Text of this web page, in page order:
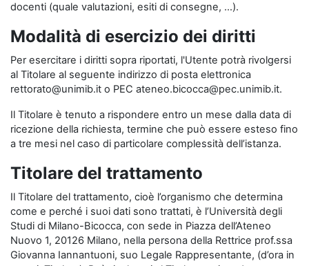
docenti (quale valutazioni, esiti di consegne, …).
Modalità di esercizio dei diritti
Per esercitare i diritti sopra riportati, l'Utente potrà rivolgersi
al Titolare al seguente indirizzo di posta elettronica
rettorato@unimib.it o PEC ateneo.bicocca@pec.unimib.it.
Il Titolare è tenuto a rispondere entro un mese dalla data di
ricezione della richiesta, termine che può essere esteso fino
a tre mesi nel caso di particolare complessità dell’istanza.
Titolare del trattamento
Il Titolare del trattamento, cioè l’organismo che determina
come e perché i suoi dati sono trattati, è l’Università degli
Studi di Milano-Bicocca, con sede in Piazza dell’Ateneo
Nuovo 1, 20126 Milano, nella persona della Rettrice prof.ssa
Giovanna Iannantuoni, suo Legale Rappresentante, (d’ora in